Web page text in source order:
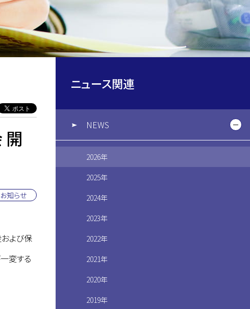
開
お知らせ
よび保
変する
ニュース関連
NEWS
2026年
2025年
2024年
2023年
2022年
2021年
2020年
2019年